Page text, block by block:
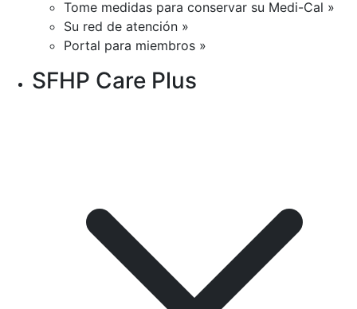
Tome medidas para conservar su Medi-Cal »
Su red de atención »
Portal para miembros »
SFHP Care Plus